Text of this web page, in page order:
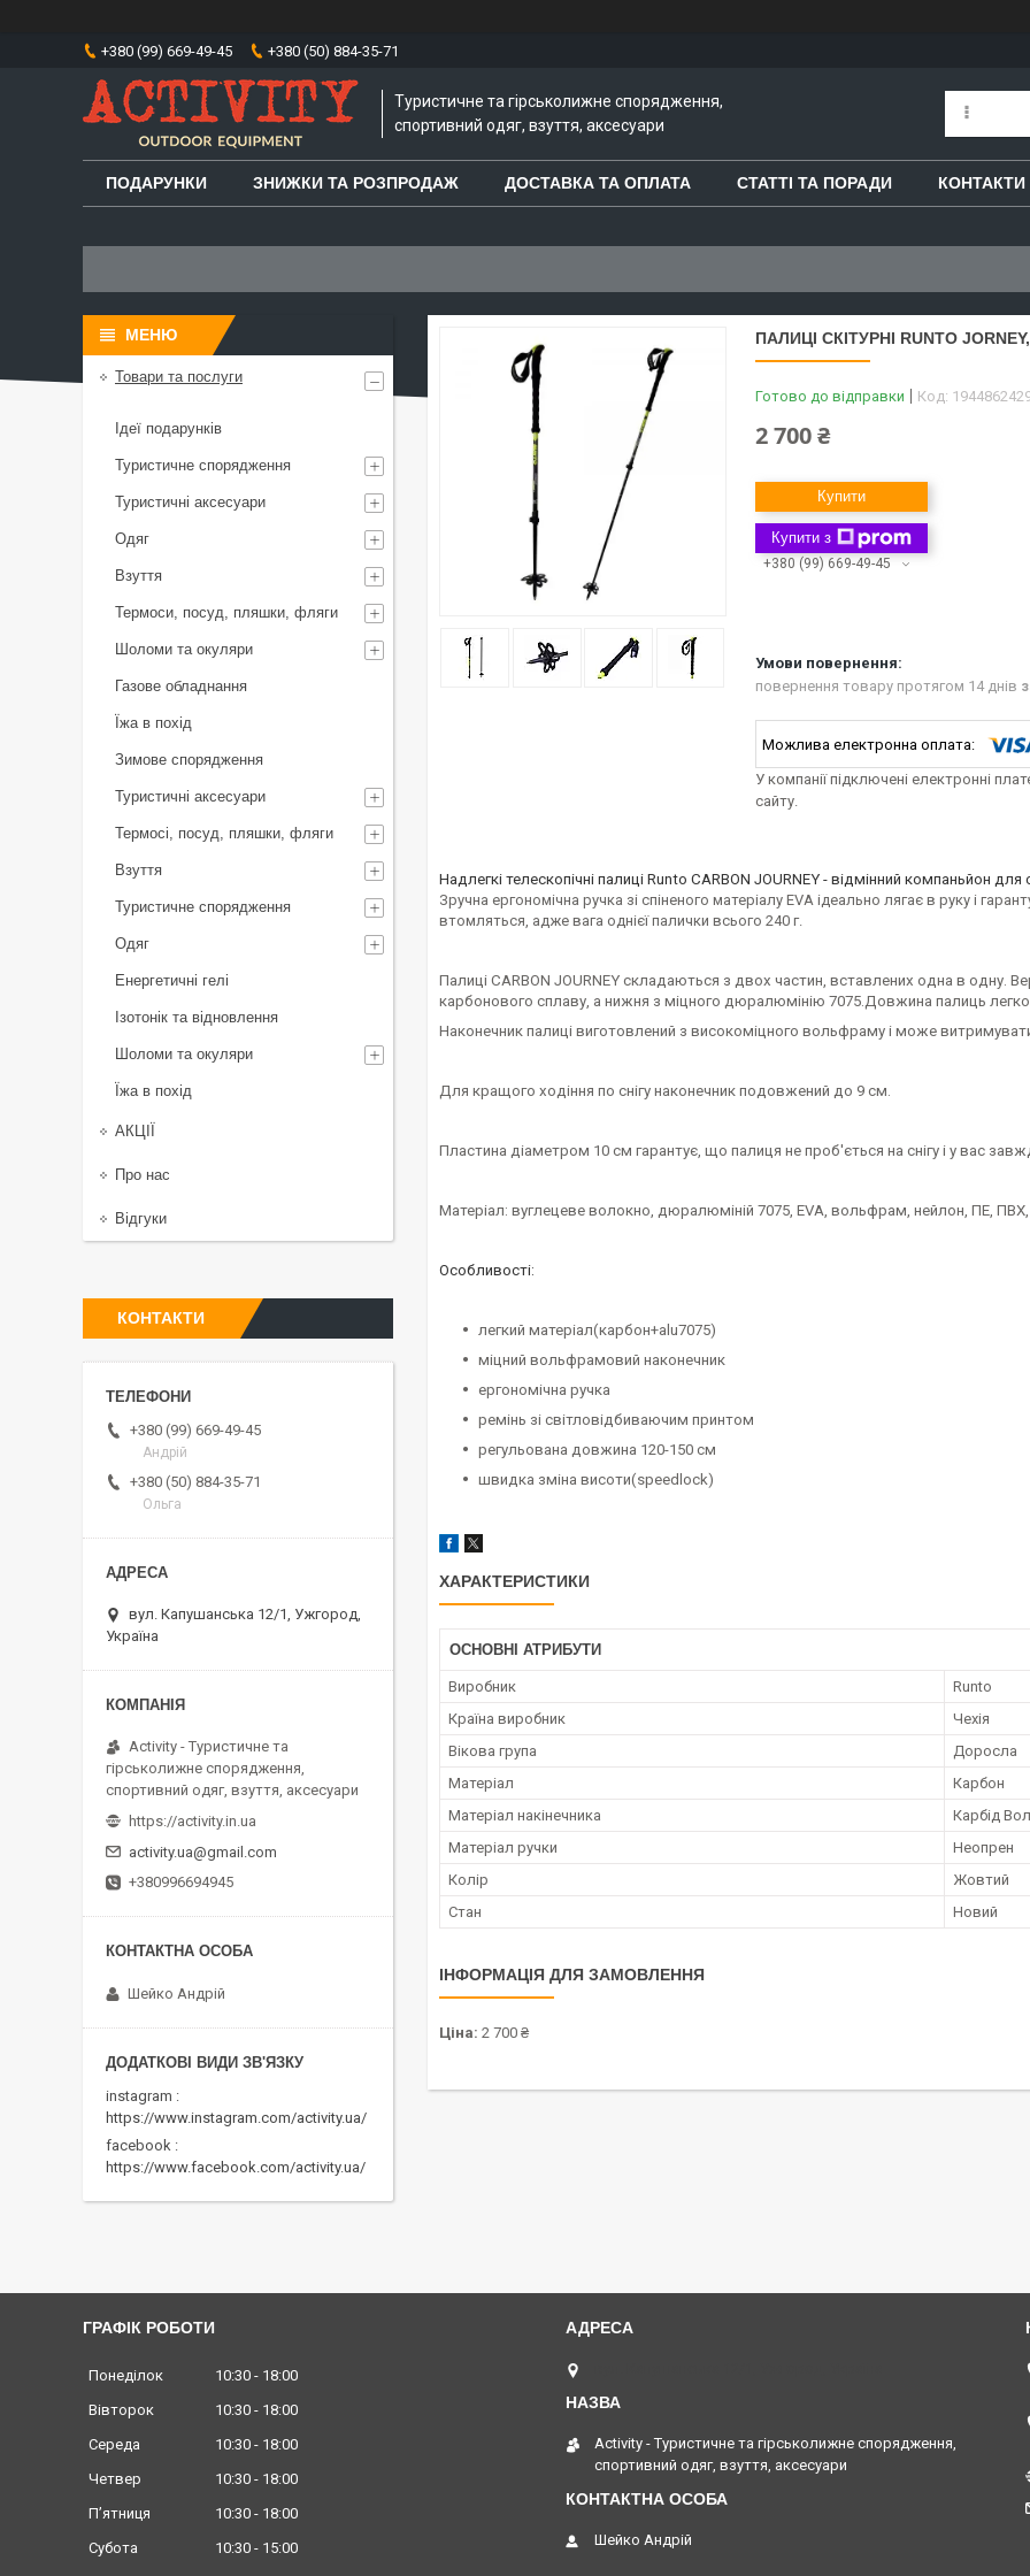
+380 (99) 669-49-45 +380 (50) 884-35-71
Туристичне та гірськолижне спорядження,
спортивний одяг, взуття, аксесуари
ПОДАРУНКИ ЗНИЖКИ ТА РОЗПРОДАЖ ДОСТАВКА ТА ОПЛАТА СТАТТІ ТА ПОРАДИ КОНТАКТИ
ПАЛИЦІ СКІТУРНІ RUNTO
Готово до відправки Код:
2 700 ₴
Купити
Купити з
+380 (99) 669-49-45
повернення товару протягом 14 днів
У компанії підключені електронні
сайту.
Надлегкі телескопічні палиці Runto CARBON JOURNEY - відмінний компаньйон
Зручна ергономічна ручка зі спіненого матеріалу EVA ідеально лягає в руку і
втомляться, адже вага однієї палички всього 240 г.
Палиці CARBON JOURNEY складаються з двох частин, вставлених одна в одну.
карбонового сплаву, а нижня з міцного дюралюмінію 7075.Довжина палиць
Наконечник палиці виготовлений з високоміцного вольфраму і може
Для кращого ходіння по снігу наконечник подовжений до 9 см.
Пластина діаметром 10 см гарантує, що палиця не проб'ється на снігу і у вас
Матеріал: вуглецеве волокно, дюралюміній 7075, EVA, вольфрам, нейлон, ПЕ, ПВХ,
Особливості:
легкий матеріал(карбон+alu7075)
міцний вольфрамовий наконечник
ергономічна ручка
ремінь зі світловідбиваючим принтом
регульована довжина 120-150 см
швидка зміна висоти(speedlock)
ХАРАКТЕРИСТИКИ
ОСНОВНІ АТРИБУТИ
Виробник
Runto
Країна виробник
Чехія
Вікова група
Доросла
Матеріал
Карбон
Матеріал накінечника
Карбід
Матеріал ручки
Неопрен
Колір
Жовтий
Стан
Новий
ІНФОРМАЦІЯ ДЛЯ ЗАМОВЛЕННЯ
Ціна: 2 700 ₴
Товари та послуги
Ідеї подарунків
Туристичне спорядження
Туристичні аксесуари
Одяг
Взуття
Термоси, посуд, пляшки, фляги
Шоломи та окуляри
Газове обладнання
Їжа в похід
Зимове спорядження
Туристичні аксесуари
Термосі, посуд, пляшки, фляги
Взуття
Туристичне спорядження
Одяг
Енергетичні гелі
Ізотонік та відновлення
Шоломи та окуляри
Їжа в похід
АКЦІЇ
Про нас
Відгуки
КОНТАКТИ
+380 (99) 669-49-45
Андрій
+380 (50) 884-35-71
Ольга
вул. Капушанська 12/1, Ужгород,
Україна
Activity - Туристичне та
гірськолижне спорядження,
спортивний одяг, взуття, аксесуари
https://activity.in.ua
activity.ua@gmail.com
+380996694945
Шейко Андрій
instagram
https://www.instagram.com/activity.ua/
facebook
https://www.facebook.com/activity.ua/
ГРАФІК РОБОТИ
Понеділок 10:30
18:00
Вівторок
10:30
18:00
Середа
10:30
18:00
Четвер
10:30
18:00
Пʼятниця
10:30
18:00
Субота
10:30
15:00
Activity - Туристичне та гірськолижне спорядження,
спортивний одяг, взуття, аксесуари
Шейко Андрій